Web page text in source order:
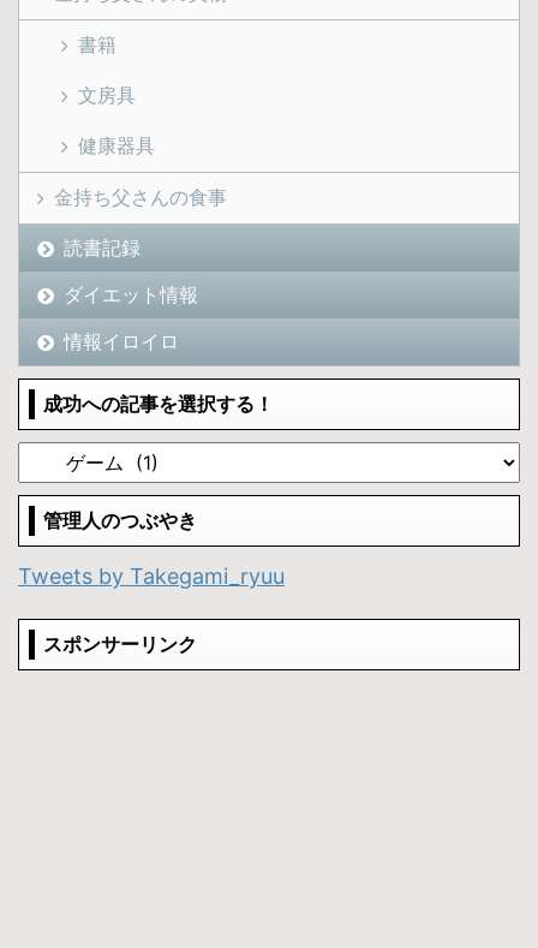
書籍
文房具
健康器具
金持ち父さんの食事
読書記録
ダイエット情報
情報イロイロ
成功への記事を選択する！
管理人のつぶやき
Tweets by Takegami_ryuu
スポンサーリンク